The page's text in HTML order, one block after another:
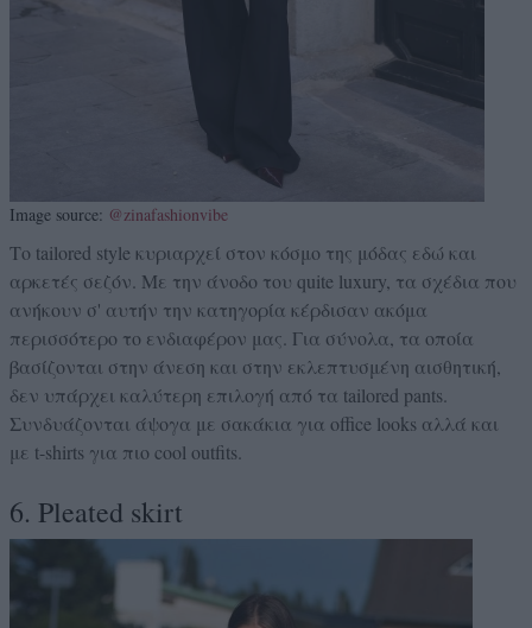
Image source: @zinafashionvibe
Το tailored style κυριαρχεί στον κόσμο της μόδας εδώ και
αρκετές σεζόν. Με την άνοδο του quite luxury, τα σχέδια που
ανήκουν σ' αυτήν την κατηγορία κέρδισαν ακόμα
περισσότερο το ενδιαφέρον μας. Για σύνολα, τα οποία
βασίζονται στην άνεση και στην εκλεπτυσμένη αισθητική,
δεν υπάρχει καλύτερη επιλογή από τα tailored pants.
Συνδυάζονται άψογα με σακάκια για office looks αλλά και
με t-shirts για πιο cool outfits.
6. Pleated skirt